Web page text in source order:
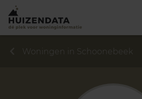
Woningen in Schoonebeek